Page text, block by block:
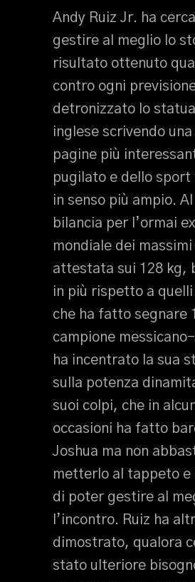
Andy Ruiz Jr. ha
gestire al meglio lo
risultato ottenuto
contro ogni
detronizzato lo
inglese scrivendo
pagine più
pugilato e dello sport
in senso più ampio.
bilancia per l’ormai
mondiale dei massimi
attestata sui 128 kg,
in più rispetto a quelli
che ha fatto segnare
campione
ha incentrato la sua
sulla potenza
suoi colpi, che in
occasioni ha fatto
Joshua ma non
metterlo al tappeto
di poter gestire al
l’incontro. Ruiz ha
dimostrato, qualora
stato ulteriore